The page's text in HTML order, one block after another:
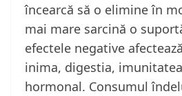
încearcă să o elimine în
mai mare sarcină o
efectele negative
inima, digestia,
hormonal. Consumul